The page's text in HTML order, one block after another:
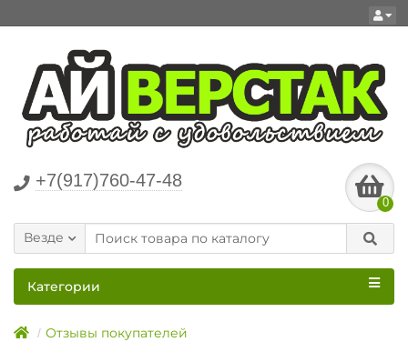
+7(917)760-47-48
0
Везде
Категории
Отзывы покупателей